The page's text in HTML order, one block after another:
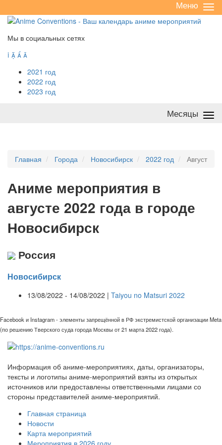
/
Меню
Мы в социальных сетях
   
2021 год
2022 год
2023 год
Месяцы
Главная Города Новосибирск 2022 год Август
Аниме мероприятия в
августе 2022 года в городе
Новосибирск
Россия
Новосибирск
13/08/2022 - 14/08/2022 | Taiyou no Matsuri 2022
Facebook и Instagram - элементы запрещённой в РФ экстремистской организации Meta
(по решению Тверского суда города Москвы от 21 марта 2022 года).
Информация об аниме-мероприятиях, даты, организаторы,
тексты и логотипы аниме-мероприятий взяты из открытых
источников или предоставлены ответственными лицами со
стороны представителей аниме-мероприятий.
Главная страница
Новости
Карта мероприятий